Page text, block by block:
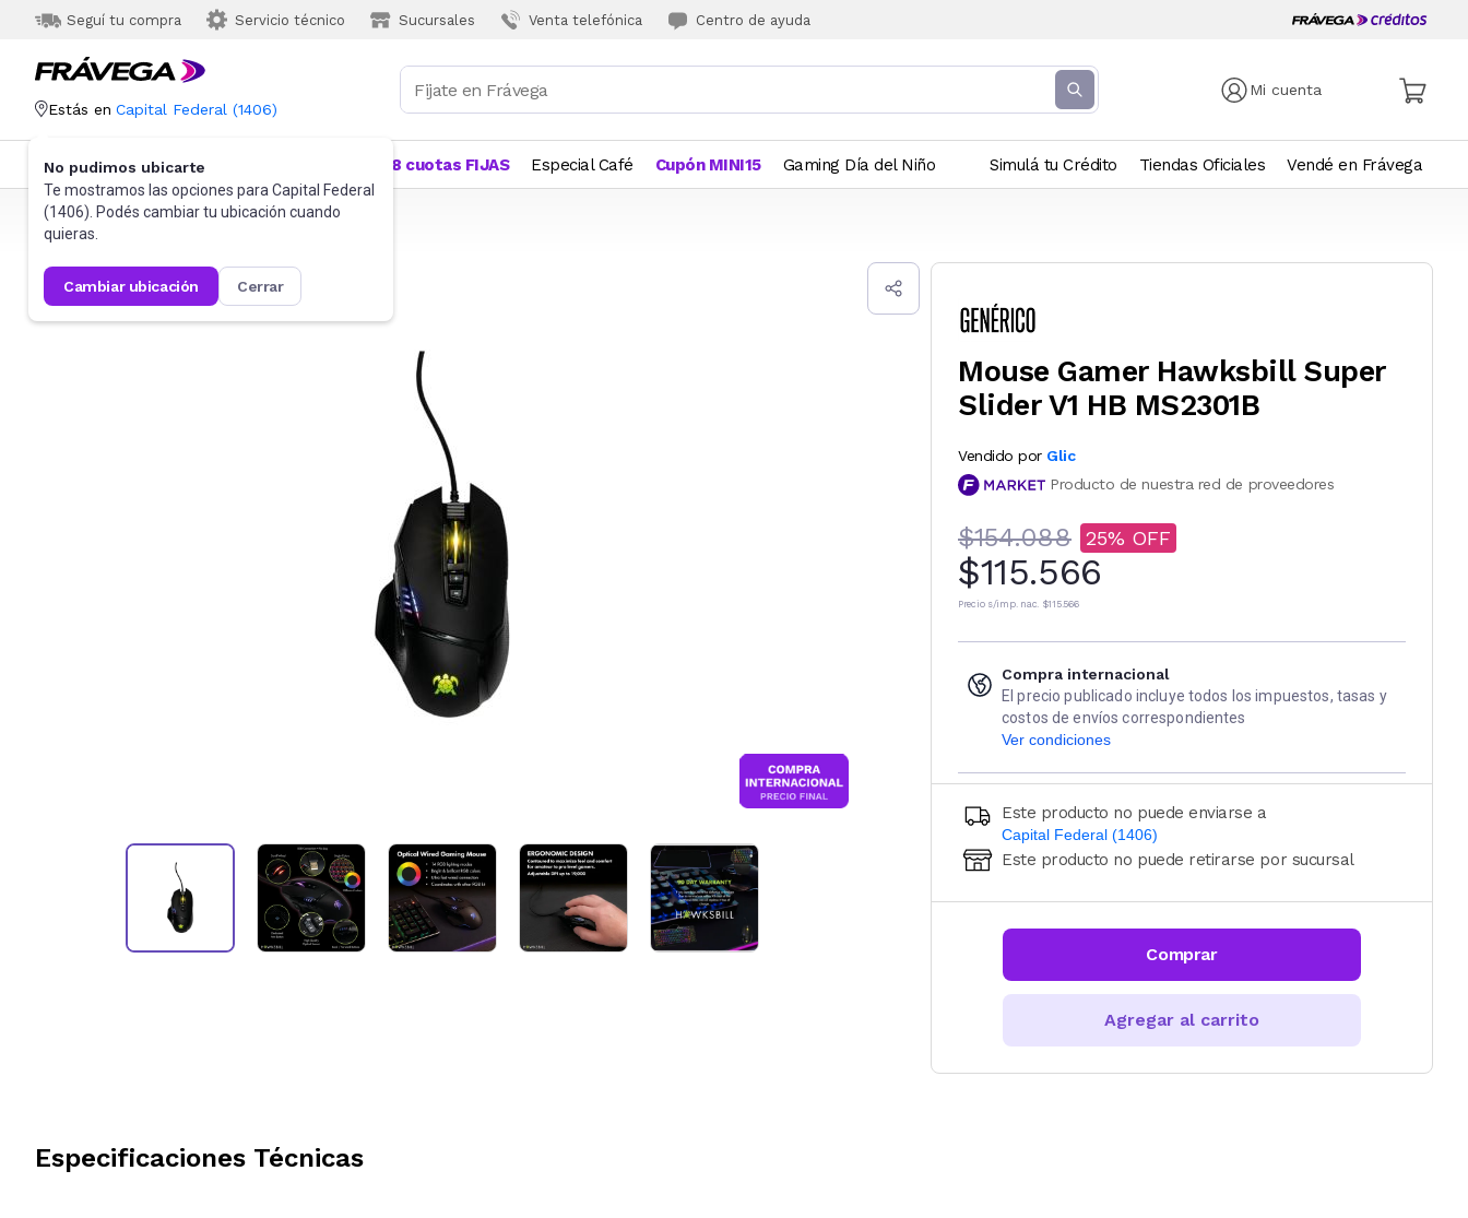
Seguí tu compra Servicio técnico Sucursales Venta telefónica Centro de ayuda
Mi cuenta
Estás en Capital Federal (1406)
No pudimos ubicarte
Te mostramos las opciones para Capital Federal
(1406). Podés cambiar tu ubicación cuando
quieras.
cambiar ubicación cerrar
Categorías Más Vendidos 18 cuotas FIJAS Especial Café Cupón MINI15 Gaming Día del Niño Simulá tu Crédito Tiendas Oficiales Vendé en Frávega
Frávega Informática Gaming PC Mouses
Mouse Gamer Hawksbill Super
Slider V1 HB MS2301B
Vendido por Glic
Producto de nuestra red de proveedores
$154.088 25
$115.566
Precio s/imp. nac. $115.566
Compra internacional
El precio publicado incluye todos los impuestos, tasas y
costos de envíos correspondientes
Ver condiciones
Este producto no puede enviarse a
Capital Federal (1406)
Ingresá código postal (sólo números)
CALCULAR
Este producto no puede retirarse por sucursal
Comprar
Agregar al carrito
Especificaciones Técnicas